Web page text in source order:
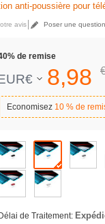
anti-poussière pour
avis Poser une question
de remise
8,98
Economisez 10 % de
Délai de Traitement: